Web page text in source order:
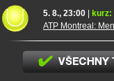
5. 8., 23:00
kurz:
ATP Montreal: